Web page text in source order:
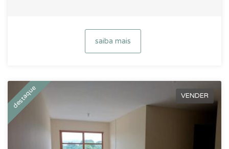
saiba mais
destaque VENDER